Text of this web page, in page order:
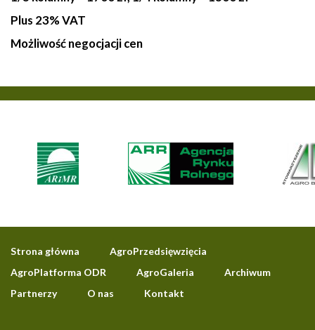
Plus 23% VAT
Możliwość negocjacji cen
Strona główna
AgroPrzedsięwzięcia
AgroPlatforma ODR
AgroGaleria
Archiwum
Partnerzy
O nas Kontakt